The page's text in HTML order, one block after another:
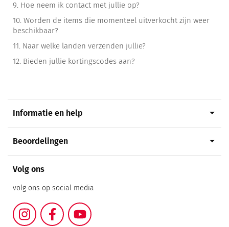
9. Hoe neem ik contact met jullie op?
10. Worden de items die momenteel uitverkocht zijn weer
beschikbaar?
11. Naar welke landen verzenden jullie?
12. Bieden jullie kortingscodes aan?
Informatie en help arrow_drop_down
Volg ons
volg ons op social media
InstagramFacebookYouTube
Beoordelingen arrow_drop_down